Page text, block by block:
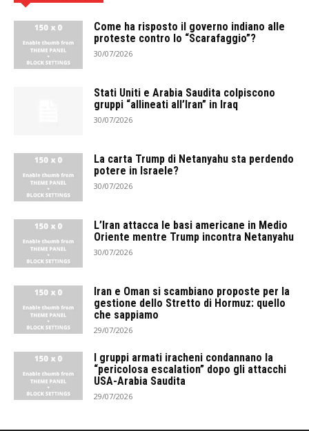
Come ha risposto il governo indiano alle
proteste contro lo “Scarafaggio”?
30/07/2026
Stati Uniti e Arabia Saudita colpiscono
gruppi “allineati all’Iran” in Iraq
30/07/2026
La carta Trump di Netanyahu sta perdendo
potere in Israele?
30/07/2026
L’Iran attacca le basi americane in Medio
Oriente mentre Trump incontra Netanyahu
30/07/2026
Iran e Oman si scambiano proposte per la
gestione dello Stretto di Hormuz: quello
che sappiamo
29/07/2026
I gruppi armati iracheni condannano la
“pericolosa escalation” dopo gli attacchi
USA-Arabia Saudita
29/07/2026